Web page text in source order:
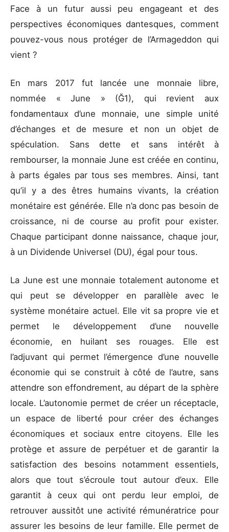
Face à un futur aussi peu engageant et des
perspectives économiques dantesques, comment
pouvez-vous nous protéger de l’Armageddon qui
vient ?
En mars 2017 fut lancée une monnaie libre,
nommée « June » (Ğ1), qui revient aux
fondamentaux d’une monnaie, une simple unité
d’échanges et de mesure et non un objet de
spéculation. Sans dette et sans intérêt à
rembourser, la monnaie June est créée en continu,
à parts égales par tous ses membres. Ainsi, tant
qu’il y a des êtres humains vivants, la création
monétaire est générée. Elle n’a donc pas besoin de
croissance, ni de course au profit pour exister.
Chaque participant donne naissance, chaque jour,
à un Dividende Universel (DU), égal pour tous.
La June est une monnaie totalement autonome et
qui peut se développer en parallèle avec le
système monétaire actuel. Elle vit sa propre vie et
permet le développement d’une nouvelle
économie, en huilant ses rouages. Elle est
l’adjuvant qui permet l’émergence d’une nouvelle
économie qui se construit à côté de l’autre, sans
attendre son effondrement, au départ de la sphère
locale. L’autonomie permet de créer un réceptacle,
un espace de liberté pour créer des échanges
économiques et sociaux entre citoyens. Elle les
protège et assure de perpétuer et de garantir la
satisfaction des besoins notamment essentiels,
alors que tout s’écroule tout autour d’eux. Elle
garantit à ceux qui ont perdu leur emploi, de
retrouver aussitôt une activité rémunératrice pour
assurer les besoins de leur famille. Elle permet de